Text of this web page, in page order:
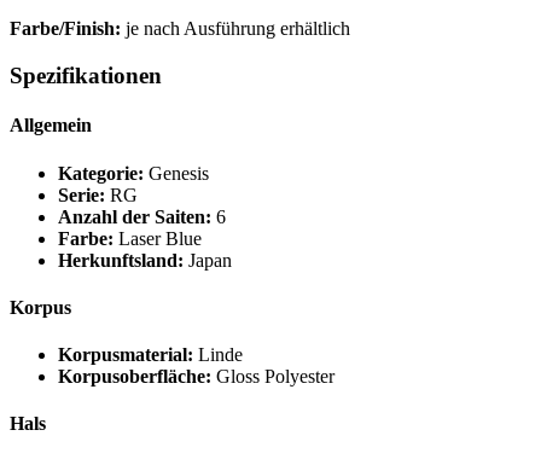
Farbe/Finish: je nach Ausführung erhältlich
Spezifikationen
Allgemein
Kategorie: Genesis
Serie: RG
Anzahl der Saiten: 6
Farbe: Laser Blue
Herkunftsland: Japan
Korpus
Korpusmaterial: Linde
Korpusoberfläche: Gloss Polyester
Hals